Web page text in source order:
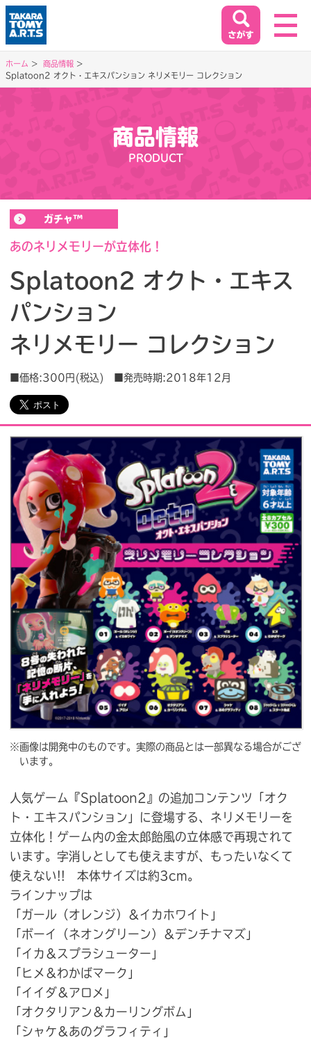
ホーム
イベント&キャンペーン
EVENT&CAMPAIGN
お客様相談室
SUPPORT
会社情報 採用情報
プレスリリース
ビジネスのお客様
閉じる
閉じる
ホーム
商品情報
Splatoon2 オクト・エキスパンション ネリメモリー コレクション
商品情報
PRODUCT
ガチャ™
あのネリメモリーが立体化！
Splatoon2 オクト・エキス
パンション
ネリメモリー コレクション
■価格:300円(税込) ■発売時期:2018年12月
※画像は開発中のものです。実際の商品とは一部異なる場合がござ
います。
人気ゲーム『Splatoon2』の追加コンテンツ「オク
ト・エキスパンション」に登場する、ネリメモリーを
立体化！ゲーム内の金太郎飴風の立体感で再現されて
います。字消しとしても使えますが、もったいなくて
使えない!! 本体サイズは約3cm。
ラインナップは
「ガール（オレンジ）＆イカホワイト」
「ボーイ（ネオングリーン）＆デンチナマズ」
「イカ＆スプラシューター」
「ヒメ＆わかばマーク」
「イイダ＆アロメ」
「オクタリアン＆カーリングボム」
「シャケ＆あのグラフィティ」